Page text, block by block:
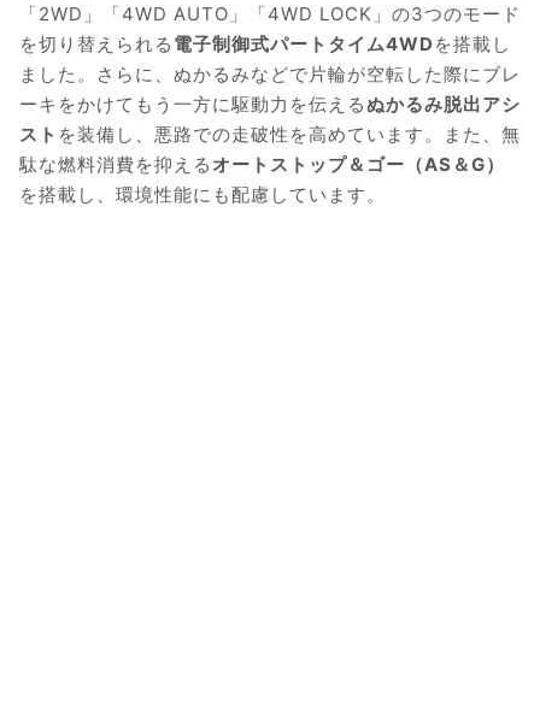
「2WD」「4WD AUTO」「4WD LOCK」の3つのモード
を切り替えられる 電子制御式パートタイム4WD を搭載し
ました。さらに、ぬかるみなどで片輪が空転した際にブレ
ーキをかけてもう一方に駆動力を伝えるぬかるみ脱出アシ
スト を装備し、悪路での走破性を高めています。また、無
駄な燃料消費を抑える オートストップ＆ゴー（AS＆G）
を搭載し、環境性能にも配慮しています。